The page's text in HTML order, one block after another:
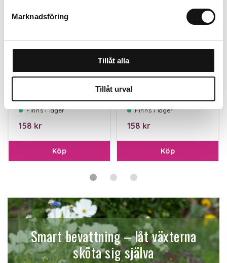
Marknadsföring
Tillåt alla
Tillåt urval
Finns i lager
158 kr
Köp
Feromonfälla
Finns i lager
158 kr
Köp
Smart bevattning – låt växterna
sköta sig själva